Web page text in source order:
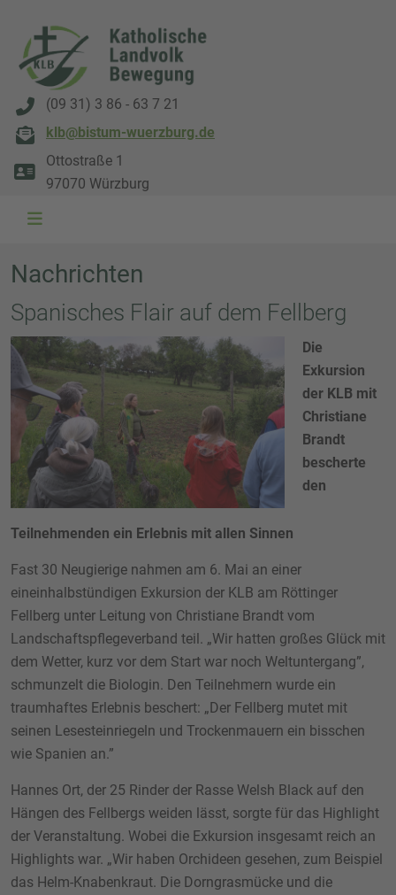
(09 31) 3 86 - 63 7 21
klb@bistum-wuerzburg.de
Ottostraße 1
97070 Würzburg
Nachrichten
Spanisches Flair auf dem Fellberg
Die
Exkursion
der KLB mit
Christiane
Brandt
bescherte
den
Teilnehmenden ein Erlebnis mit allen Sinnen
Fast 30 Neugierige nahmen am 6. Mai an einer
eineinhalbstündigen Exkursion der KLB am Röttinger
Fellberg unter Leitung von Christiane Brandt vom
Landschaftspflegeverband teil. „Wir hatten großes Glück mit
dem Wetter, kurz vor dem Start war noch Weltuntergang”,
schmunzelt die Biologin. Den Teilnehmern wurde ein
traumhaftes Erlebnis beschert: „Der Fellberg mutet mit
seinen Lesesteinriegeln und Trockenmauern ein bisschen
wie Spanien an.”
Hannes Ort, der 25 Rinder der Rasse Welsh Black auf den
Hängen des Fellbergs weiden lässt, sorgte für das Highlight
der Veranstaltung. Wobei die Exkursion insgesamt reich an
Highlights war. „Wir haben Orchideen gesehen, zum Beispiel
das Helm-Knabenkraut. Die Dorngrasmücke und die